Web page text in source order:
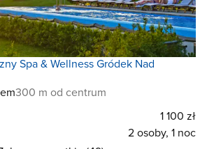
Spa & Wellness Gródek Nad
300 m od centrum
1 100 zł
2 osoby, 1 noc